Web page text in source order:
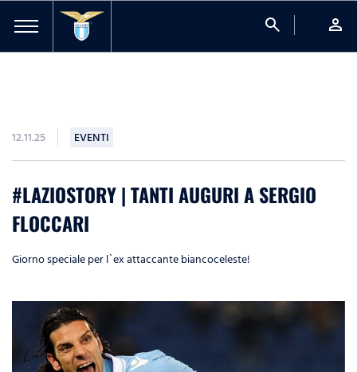
search person
12.11.25 EVENTI
#LAZIOSTORY | TANTI AUGURI A SERGIO
FLOCCARI
Giorno speciale per l`ex attaccante biancoceleste!